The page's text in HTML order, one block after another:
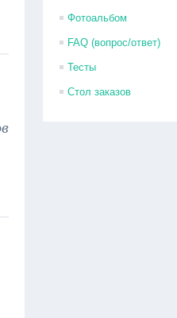
Фотоальбом
FAQ (вопрос/ответ)
Тесты
Стол заказов